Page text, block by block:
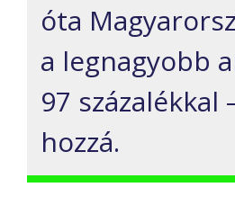
óta
a legnagyobb
97 százalékkal
hozzá.